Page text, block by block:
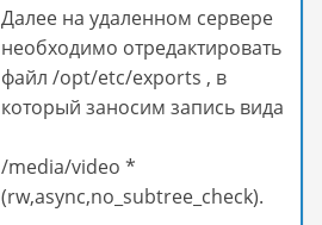
Далее на удаленном сервере
необходимо отредактировать
файл /opt/etc/exports , в
который заносим запись вида
/media/video *
(rw,async,no_subtree_check).